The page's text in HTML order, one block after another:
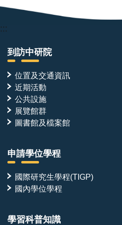
:::
到訪中研院
位置及交通資訊
近期活動
公共設施
展覽館群
圖書館及檔案館
申請學位學程
國際研究生學程(TIGP)
國內學位學程
學習科普知識